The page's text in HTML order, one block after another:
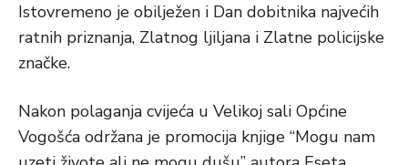
Istovremeno je obilježen i Dan dobitnika najvećih
ratnih priznanja, Zlatnog ljiljana i Zlatne policijske
značke.
Nakon polaganja cvijeća u Velikoj sali Općine
Vogošća održana je promocija knjige “Mogu nam